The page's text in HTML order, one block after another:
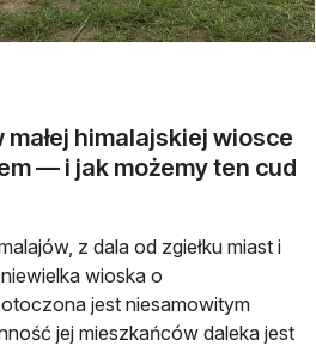
himalajskiej wiosce
— i jak możemy ten cud
z dala od zgiełku miast i
wioska o
jest niesamowitym
jej mieszkańców daleka jest